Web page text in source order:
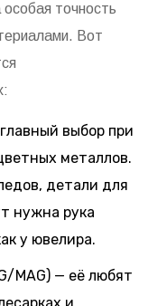
точность
Вот
выбор при
металлов.
детали для
нужна рука
у ювелира.
MAG) — её любят